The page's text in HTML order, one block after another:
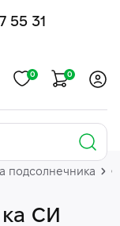
55 31
0 0
подсолнечника
СИ